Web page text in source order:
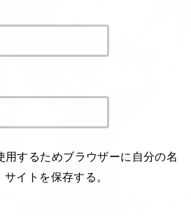
用するためブラウザーに自分の名
イトを保存する。